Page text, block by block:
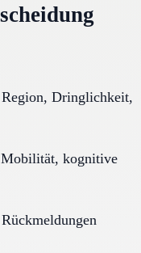
Dringlichkeit,
Mobilität, kognitive